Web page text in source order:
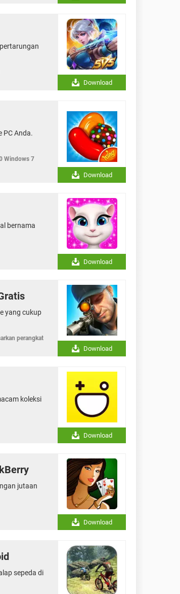
Download
PC Anda.
Windows 7
Download
bernama
Download
yang cukup
perangkat
Download
koleksi
Download
jutaan
Download
sepeda di